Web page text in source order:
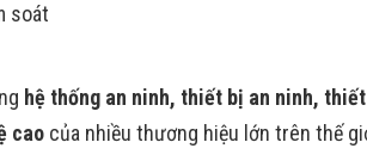
soát
hệ thống an ninh, thiết bị an ninh,
cao của nhiều thương hiệu lớn trên thế